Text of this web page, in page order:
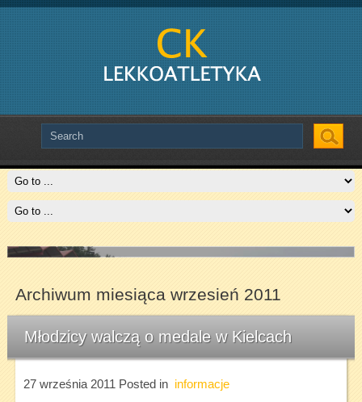
Slide # 2
Czytaj więcej
Archiwum miesiąca wrzesień 2011
Młodzicy walczą o medale w Kielcach
27 września 2011 Posted in informacje